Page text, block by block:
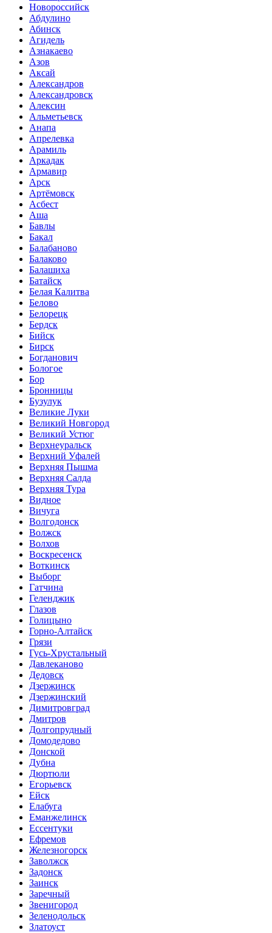
Новороссийск
Абдулино
Абинск
Агидель
Азнакаево
Азов
Аксай
Александров
Александровск
Алексин
Альметьевск
Анапа
Апрелевка
Арамиль
Аркадак
Армавир
Арск
Артёмовск
Асбест
Аша
Бавлы
Бакал
Балабаново
Балаково
Балашиха
Батайск
Белая Калитва
Белово
Белорецк
Бердск
Бийск
Бирск
Богданович
Бологое
Бор
Бронницы
Бузулук
Великие Луки
Великий Новгород
Великий Устюг
Верхнеуральск
Верхний Уфалей
Верхняя Пышма
Верхняя Салда
Верхняя Тура
Видное
Вичуга
Волгодонск
Волжск
Волхов
Воскресенск
Воткинск
Выборг
Гатчина
Геленджик
Глазов
Голицыно
Горно-Алтайск
Грязи
Гусь-Хрустальный
Давлеканово
Дедовск
Дзержинск
Дзержинский
Димитровград
Дмитров
Долгопрудный
Домодедово
Донской
Дубна
Дюртюли
Егорьевск
Ейск
Елабуга
Еманжелинск
Ессентуки
Ефремов
Железногорск
Заволжск
Задонск
Заинск
Заречный
Звенигород
Зеленодольск
Златоуст